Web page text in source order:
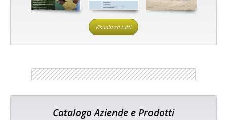
Visualizza tutti
Catalogo Aziende e Prodotti